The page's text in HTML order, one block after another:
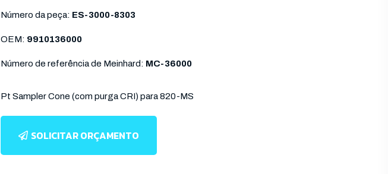
Número da peça: ES-3000-8303
OEM: 9910136000
Número de referência de Meinhard: MC-36000
Pt Sampler Cone (com purga CRI) para 820-MS
SOLICITAR ORÇAMENTO